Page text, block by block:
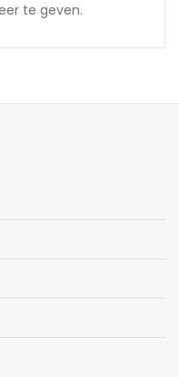
te geven.